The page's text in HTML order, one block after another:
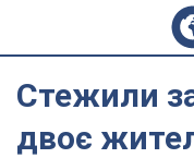
Стежили
двоє